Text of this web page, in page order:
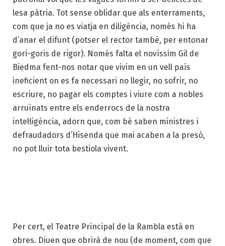
lesa pàtria. Tot sense oblidar que als enterraments,
com que ja no es viatja en diligència, només hi ha
d’anar el difunt (potser el rector també, per entonar
gori-goris de rigor). Només falta el novíssim Gil de
Biedma fent-nos notar que vivim en un vell país
ineficient on es fa necessari no llegir, no sofrir, no
escriure, no pagar els comptes i viure com a nobles
arruïnats entre els enderrocs de la nostra
intel·ligència, adorn que, com bé saben ministres i
defraudadors d’Hisenda que mai acaben a la presó,
no pot lluir tota bestiola vivent.
Per cert, el Teatre Principal de la Rambla està en
obres. Diuen que obrirà de nou (de moment, com que